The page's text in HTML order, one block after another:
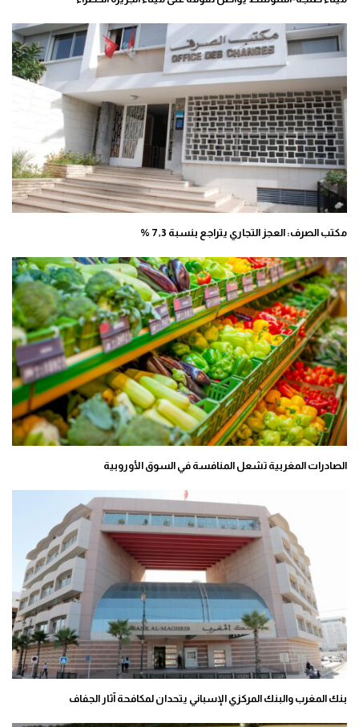
مكتب الصرف: العجز التجاري يتراجع بنسبة 7,3 %
الصادرات المغربية تشعل المنافسة في السوق الأوروبية
بنك المغرب والبنك المركزي الإسباني يتحدان لمكافحة آثار الجفاف